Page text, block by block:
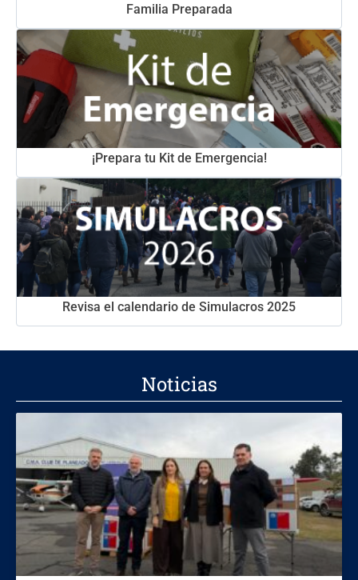
Familia Preparada
¡Prepara tu Kit de Emergencia!
Revisa el calendario de Simulacros 2025
Noticias